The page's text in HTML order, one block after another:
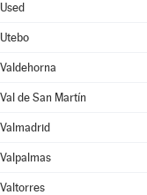
Used
Utebo
Valdehorna
Val de San Martín
Valmadrid
Valpalmas
Valtorres